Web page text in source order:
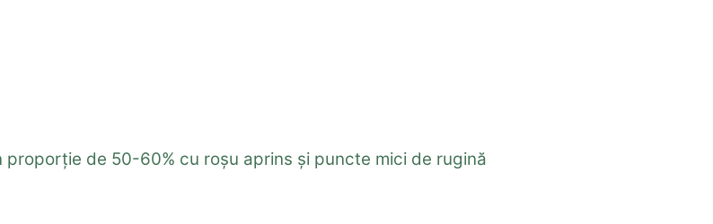
de 50-60% cu roşu aprins şi puncte mici de rugină